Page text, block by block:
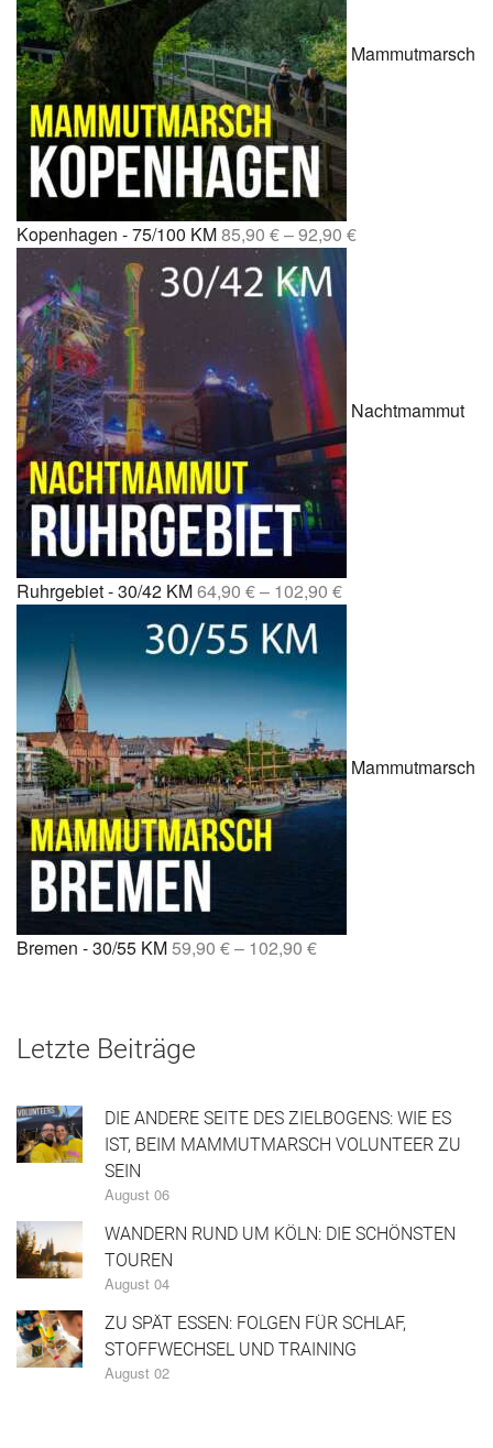
Mammutmarsch
Kopenhagen - 75/100 KM85,90 €–92,90 €
Nachtmammut
Ruhrgebiet - 30/42 KM64,90 €– 102,90 €
Mammutmarsch
Bremen - 30/55 KM59,90 €– 102,90 €
Letzte Beiträge
DIE ANDERE SEITE DES ZIELBOGENS: WIE ES
IST, BEIM MAMMUTMARSCH VOLUNTEER ZU
SEIN
August 06
WANDERN RUND UM KÖLN: DIE SCHÖNSTEN
TOUREN
August 04
ZU SPÄT ESSEN: FOLGEN FÜR SCHLAF,
STOFFWECHSEL UND TRAINING
August 02